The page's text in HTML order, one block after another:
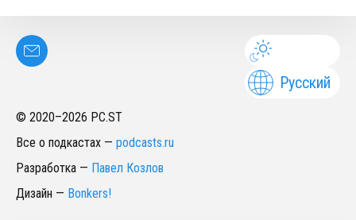
Русский
© 2020–2026 PC.ST
Все о подкастах — podcasts.ru
Разработка — Павел Козлов
Дизайн — Bonkers!